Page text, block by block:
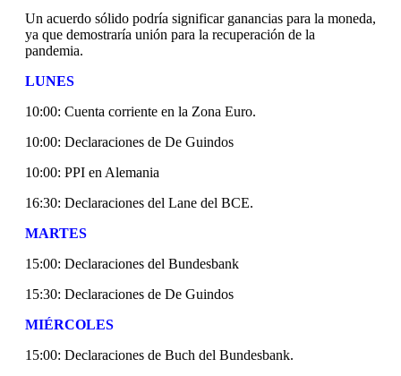
Un acuerdo sólido podría significar ganancias para la moneda,
ya que demostraría unión para la recuperación de la
pandemia.
LUNES
10:00: Cuenta corriente en la Zona Euro.
10:00: Declaraciones de De Guindos
10:00: PPI en Alemania
16:30: Declaraciones del Lane del BCE.
MARTES
15:00: Declaraciones del Bundesbank
15:30: Declaraciones de De Guindos
MIÉRCOLES
15:00: Declaraciones de Buch del Bundesbank.